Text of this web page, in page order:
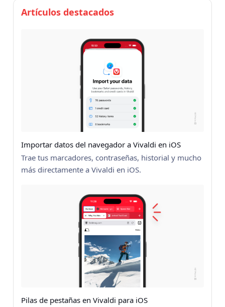
Artículos destacados
Importar datos del navegador a Vivaldi en iOS
Trae tus marcadores, contraseñas, historial y mucho
más directamente a Vivaldi en iOS.
Pilas de pestañas en Vivaldi para iOS